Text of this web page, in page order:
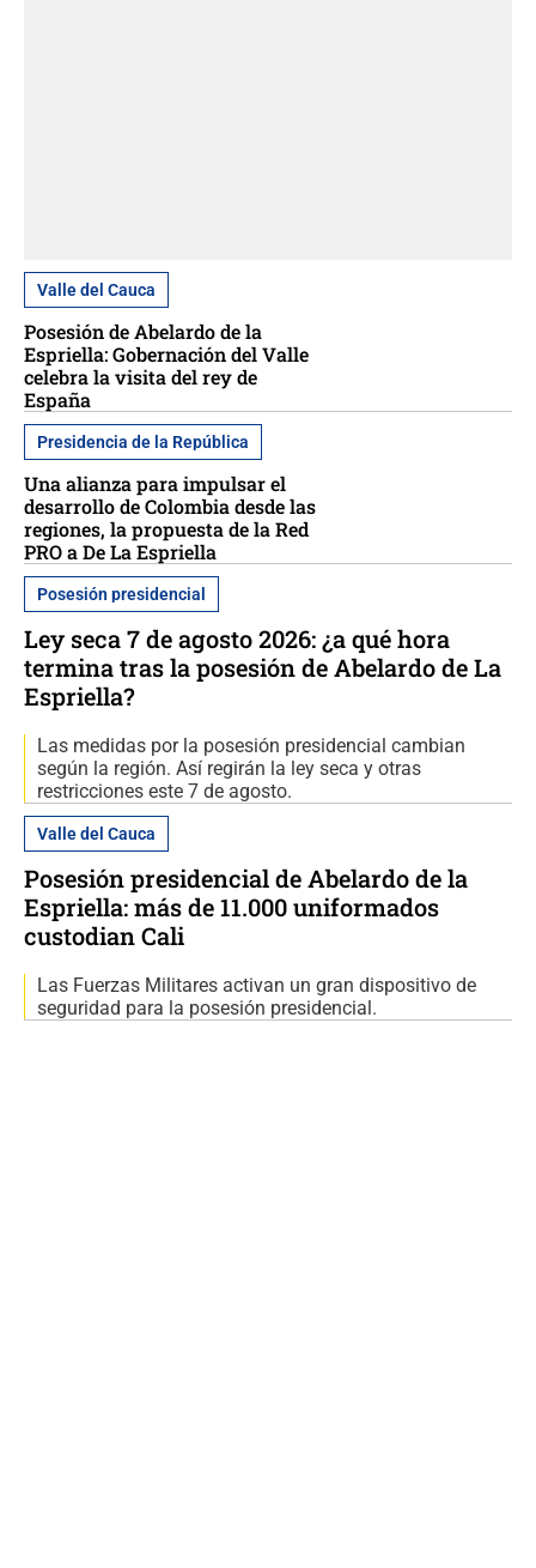
Valle del Cauca
Posesión de Abelardo de la
Espriella: Gobernación del Valle
celebra la visita del rey de
España
Presidencia de la República
Una alianza para impulsar el
desarrollo de Colombia desde las
regiones, la propuesta de la Red
PRO a De La Espriella
Posesión presidencial
Ley seca 7 de agosto 2026: ¿a qué hora
termina tras la posesión de Abelardo de La
Espriella?
Las medidas por la posesión presidencial cambian
según la región. Así regirán la ley seca y otras
restricciones este 7 de agosto.
Valle del Cauca
Posesión presidencial de Abelardo de la
Espriella: más de 11.000 uniformados
custodian Cali
Las Fuerzas Militares activan un gran dispositivo de
seguridad para la posesión presidencial.